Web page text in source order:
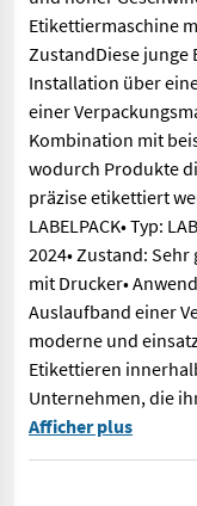
Etikettiermaschine
ZustandDiese
Installation über
einer
Kombination mit
wodurch Produkte
präzise etikettiert
LABELPACK• Typ:
2024• Zustand:
mit Drucker•
Auslaufband einer
moderne und
Etikettieren
Unternehmen, die
Automatischer
Afficher plus